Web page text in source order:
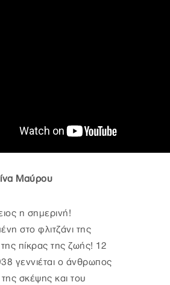
Μαύρου
η σημερινή!
στο φλιτζάνι της
πίκρας της ζωής! 12
γεννιέται ο άνθρωπος
σκέψης και του